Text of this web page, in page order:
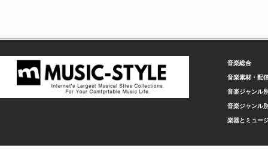
音楽総合
音楽素材・配
音楽ジャンル
音楽ジャンル
楽器とミュー